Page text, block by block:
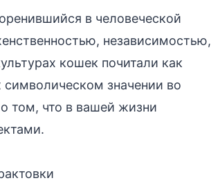
в человеческой
независимостью,
кошек почитали как
символическом значении во
том, что в вашей жизни